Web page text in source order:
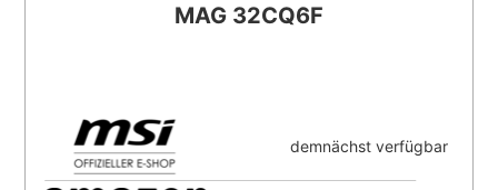
MAG 32CQ6F
demnächst verfügbar